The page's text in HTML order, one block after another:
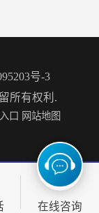
泡陶瓷厂家
号-3
所有权利.
口 网站地图
在线咨询